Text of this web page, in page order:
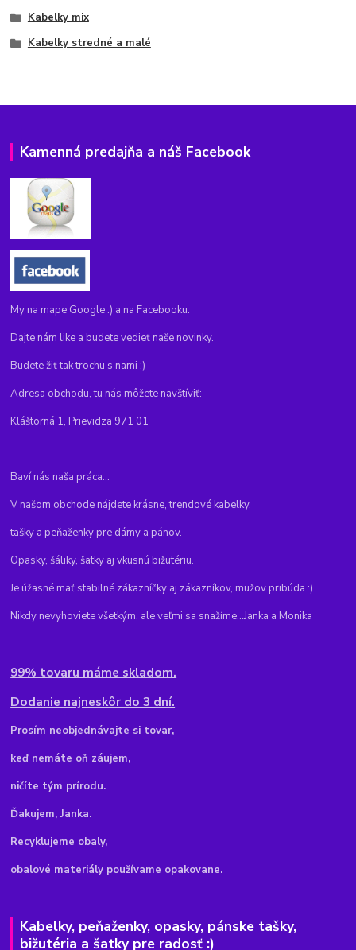
Kabelky mix
Kabelky stredné a malé
Kamenná predajňa a náš Facebook
My na mape Google :) a na Facebooku.
Dajte nám like a budete vedieť naše novinky.
Budete žiť tak trochu s nami :)
Adresa obchodu, tu nás môžete navštíviť:
Kláštorná 1, Prievidza 971 01
Baví nás naša práca...
V našom obchode nájdete krásne, trendové kabelky,
tašky a peňaženky pre dámy a pánov.
Opasky, šáliky, šatky aj vkusnú bižutériu.
Je úžasné mať stabilné zákazníčky aj zákazníkov, mužov pribúda :)
Nikdy nevyhoviete všetkým, ale veľmi sa snažíme...Janka a Monika
99% tovaru máme skladom.
Dodanie najneskôr do 3 dní.
Prosím neobjednávajte si tovar,
keď nemáte oň záujem,
ničíte tým prírodu.
Ďakujem, Janka.
Recyklujeme obaly,
obalové materiály používame opakovane.
Kabelky, peňaženky, opasky, pánske tašky,
bižutéria a šatky pre radosť :)